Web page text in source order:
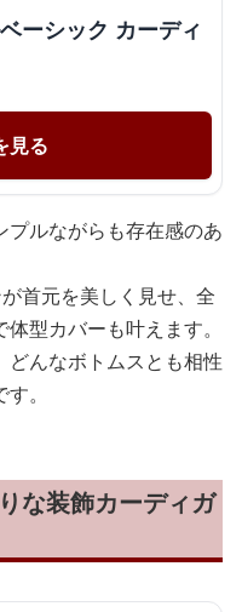
ーシック カーディ
見る
ルながらも存在感のあ
首元を美しく見せ、全
型カバーも叶えます。
どんなボトムスとも相性
。
な装飾カーディガ